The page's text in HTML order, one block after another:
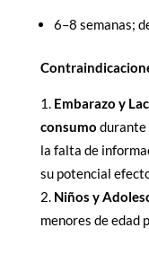
6–8 semanas;
Embarazo y
consumo durante
la falta de
su potencial
Niños y
menores de edad